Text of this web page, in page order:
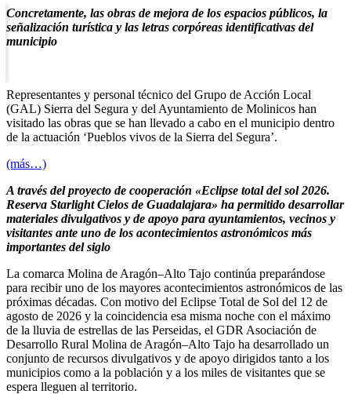
Concretamente, las obras de mejora de los espacios públicos, la
señalización turística y las letras corpóreas identificativas del
municipio
Representantes y personal técnico del Grupo de Acción Local
(GAL) Sierra del Segura y del Ayuntamiento de Molinicos han
visitado las obras que se han llevado a cabo en el municipio dentro
de la actuación ‘Pueblos vivos de la Sierra del Segura’.
(más…)
A través del proyecto de cooperación «Eclipse total del sol 2026.
Reserva Starlight Cielos de Guadalajara» ha permitido desarrollar
materiales divulgativos y de apoyo para ayuntamientos, vecinos y
visitantes ante uno de los acontecimientos astronómicos más
importantes del siglo
La comarca Molina de Aragón–Alto Tajo continúa preparándose
para recibir uno de los mayores acontecimientos astronómicos de las
próximas décadas. Con motivo del Eclipse Total de Sol del 12 de
agosto de 2026 y la coincidencia esa misma noche con el máximo
de la lluvia de estrellas de las Perseidas, el GDR Asociación de
Desarrollo Rural Molina de Aragón–Alto Tajo ha desarrollado un
conjunto de recursos divulgativos y de apoyo dirigidos tanto a los
municipios como a la población y a los miles de visitantes que se
espera lleguen al territorio.